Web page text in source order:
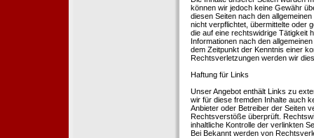
können wir jedoch keine Gewähr
diesen Seiten nach den
nicht verpflichtet, übermittelte oder
die auf eine rechtswidrige Tätigkeit
Informationen nach den
dem Zeitpunkt der Kenntnis einer
Rechtsverletzungen werden wir
Haftung für Links
Unser Angebot enthält Links zu
wir für diese fremden Inhalte auch
Anbieter oder Betreiber der Seiten
Rechtsverstöße überprüft.
inhaltliche Kontrolle der verlinkten
Bei Bekannt werden von